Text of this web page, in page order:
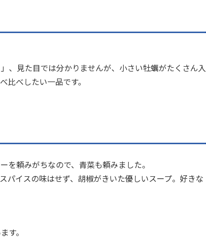
、見た目では分かりませんが、小さい牡蠣がたくさん入
比べしたい一品です。
を頼みがちなので、青菜も頼みました。
パイスの味はせず、胡椒がきいた優しいスープ。好きな
す。